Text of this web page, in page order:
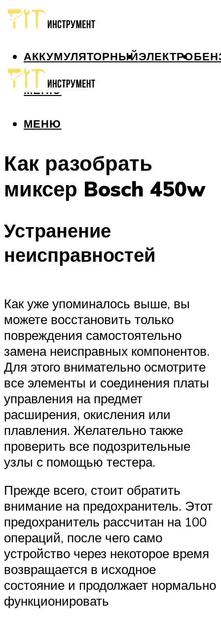
АККУМУЛЯТОРНЫЙЭЛЕКТРО
МЕНЮ
МЕНЮ
Как разобрать
миксер Bosch 450w
Устранение
неисправностей
Как уже упоминалось выше, вы
можете восстановить только
повреждения самостоятельно
замена неисправных компонентов.
Для этого внимательно осмотрите
все элементы и соединения платы
управления на предмет
расширения, окисления или
плавления. Желательно также
проверить все подозрительные
узлы с помощью тестера.
Прежде всего, стоит обратить
внимание на предохранитель. Этот
предохранитель рассчитан на 100
операций, после чего само
устройство через некоторое время
возвращается в исходное
состояние и продолжает нормально
функционировать